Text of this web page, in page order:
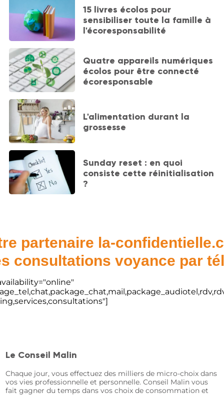
15 livres écolos pour
sensibiliser toute la famille à
l'écoresponsabilité
Quatre appareils numériques
écolos pour être connecté
écoresponsable
L'alimentation durant la
grossesse
Sunday reset : en quoi
consiste cette réinitialisation
?
partenaire la-
consultations voyance par
Le Conseil Malin
Chaque jour, vous effectuez des milliers de micro-choix dans
vos vies professionnelle et personnelle. Conseil Malin vous
fait gagner du temps dans vos choix de consommation et